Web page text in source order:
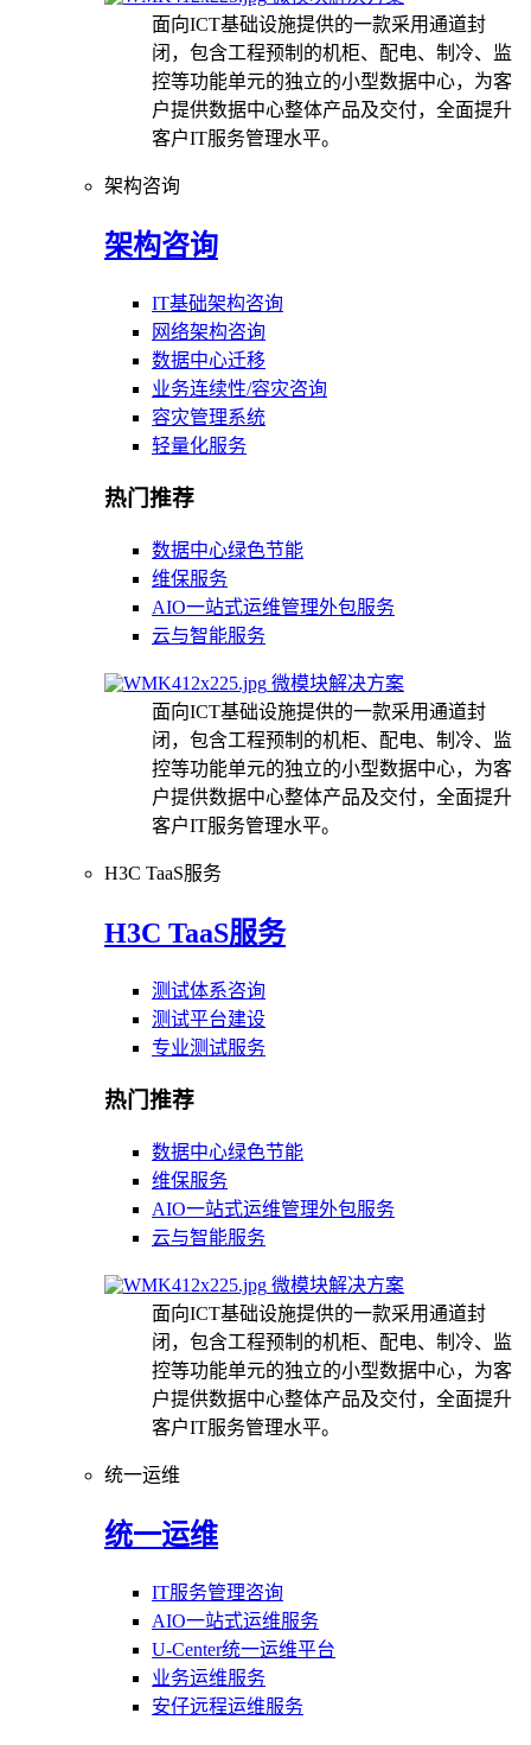
面向ICT基础设施提供的一款采用通道封
闭，包含工程预制的机柜、配电、制冷、监
控等功能单元的独立的小型数据中心，为客
户提供数据中心整体产品及交付，全面提升
客户IT服务管理水平。
架构咨询
架构咨询
IT基础架构咨询
网络架构咨询
数据中心迁移
业务连续性/容灾咨询
容灾管理系统
轻量化服务
热门推荐
数据中心绿色节能
维保服务
AIO一站式运维管理外包服务
云与智能服务
微模块解决方案
面向ICT基础设施提供的一款采用通道封
闭，包含工程预制的机柜、配电、制冷、监
控等功能单元的独立的小型数据中心，为客
户提供数据中心整体产品及交付，全面提升
客户IT服务管理水平。
H3C TaaS服务
H3C TaaS服务
测试体系咨询
测试平台建设
专业测试服务
热门推荐
数据中心绿色节能
维保服务
AIO一站式运维管理外包服务
云与智能服务
微模块解决方案
面向ICT基础设施提供的一款采用通道封
闭，包含工程预制的机柜、配电、制冷、监
控等功能单元的独立的小型数据中心，为客
户提供数据中心整体产品及交付，全面提升
客户IT服务管理水平。
统一运维
统一运维
IT服务管理咨询
AIO一站式运维服务
U-Center统一运维平台
业务运维服务
安仔远程运维服务